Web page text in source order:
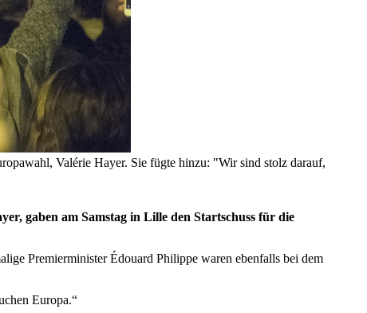
Valérie Hayer. Sie fügte hinzu: "Wir sind stolz darauf,
gaben am Samstag in Lille den Startschuss für die
Premierminister Édouard Philippe waren ebenfalls bei dem
Europa.“